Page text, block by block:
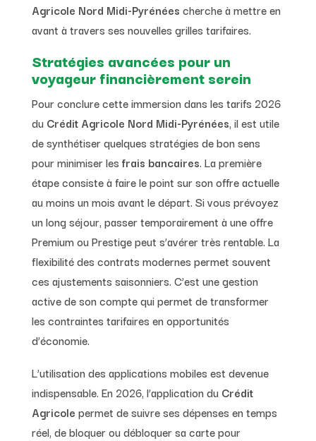
Agricole Nord Midi-Pyrénées cherche à mettre en
avant à travers ses nouvelles grilles tarifaires.
Stratégies avancées pour un
voyageur financièrement serein
Pour conclure cette immersion dans les tarifs 2026
du Crédit Agricole Nord Midi-Pyrénées, il est utile
de synthétiser quelques stratégies de bon sens
pour minimiser les frais bancaires. La première
étape consiste à faire le point sur son offre actuelle
au moins un mois avant le départ. Si vous prévoyez
un long séjour, passer temporairement à une offre
Premium ou Prestige peut s’avérer très rentable. La
flexibilité des contrats modernes permet souvent
ces ajustements saisonniers. C’est une gestion
active de son compte qui permet de transformer
les contraintes tarifaires en opportunités
d’économie.
L’utilisation des applications mobiles est devenue
indispensable. En 2026, l’application du Crédit
Agricole permet de suivre ses dépenses en temps
réel, de bloquer ou débloquer sa carte pour